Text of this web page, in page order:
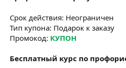
Срок действия: Неограничен
Тип купона: Подарок к заказу
Промокод: КУПОН
Бесплатный курс по